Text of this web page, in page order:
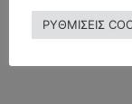
ΡΥΘΜΙΣΕΙΣ